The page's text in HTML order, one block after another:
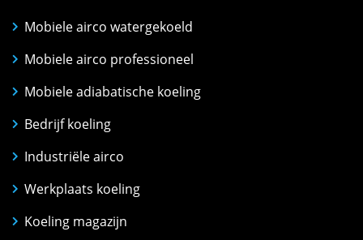
Mobiele airco watergekoeld
Mobiele airco professioneel
Mobiele adiabatische koeling
Bedrijf koeling
Industriële airco
Werkplaats koeling
Koeling magazijn